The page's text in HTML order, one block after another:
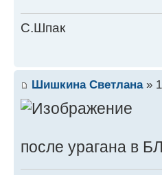
С.Шпак
Шишкина Светлана»
после урагана в